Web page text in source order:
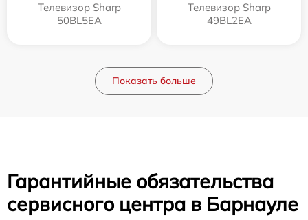
Телевизор Sharp
50BL5EA
Телевизор Sharp
49BL2EA
Показать больше
Гарантийные обязательства
сервисного центра в Барнауле